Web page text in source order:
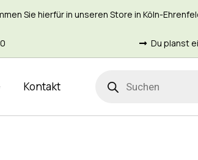
Sie hierfür in unseren Store in Köln-
Du planst
Kontakt